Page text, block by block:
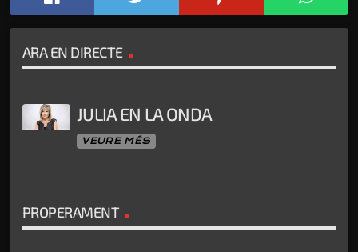
ARA EN DIRECTE
JULIA EN LA ONDA
VEURE MÉS
PROPERAMENT